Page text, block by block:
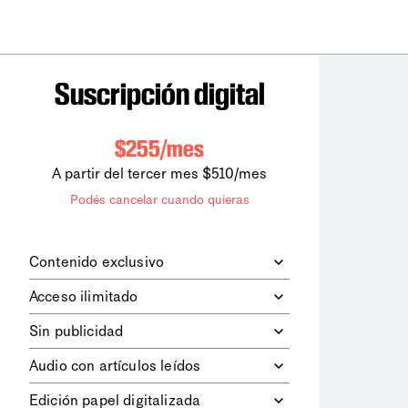
Suscripción digital
$255/mes
A partir del tercer mes $510/mes
Podés cancelar cuando quieras
Contenido exclusivo
digitales dela diaria
los contenidos de Le Monde
diplomatique.
Acceso ilimitado
contenidos.
Sin publicidad
publicitarios.
Audio con artículos leídos
Edición papel digitalizada